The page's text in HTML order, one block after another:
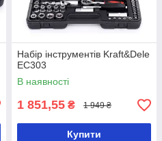
Набір інструментів Kraft&Dele
EC303
В наявності
1 851,55 ₴ 1 949 ₴
Купити